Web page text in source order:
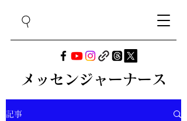
メッセンジャーナース
記事